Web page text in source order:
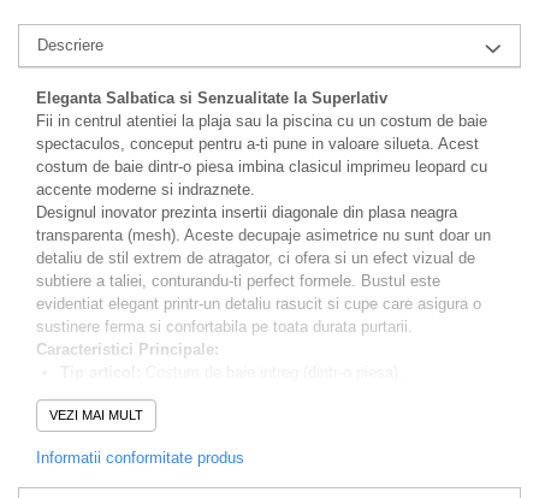
Descriere
Eleganta Salbatica si Senzualitate la Superlativ
Fii in centrul atentiei la plaja sau la piscina cu un costum de baie
spectaculos, conceput pentru a-ti pune in valoare silueta. Acest
costum de baie dintr-o piesa imbina clasicul imprimeu leopard cu
accente moderne si indraznete.
Designul inovator prezinta insertii diagonale din plasa neagra
transparenta (mesh). Aceste decupaje asimetrice nu sunt doar un
detaliu de stil extrem de atragator, ci ofera si un efect vizual de
subtiere a taliei, conturandu-ti perfect formele. Bustul este
evidentiat elegant printr-un detaliu rasucit si cupe care asigura o
sustinere ferma si confortabila pe toata durata purtarii.
Caracteristici Principale:
Imprimeu:Animal print (leopard), mereu in tendinte.
Design special:
Sustinere bust:Cupe conturate pentru un efect de push-up
natural si suport optim.
VEZI MAI MULT
Informatii conformitate produs